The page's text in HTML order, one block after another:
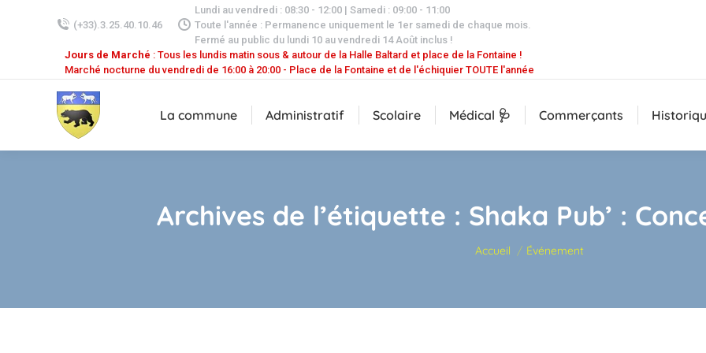
(+33).3.25.40.10.46
Lundi au vendredi : 08:30 - 12:00 | Samedi : 09:00 - 11:00
Toute l'année : Permanence uniquement le 1er samedi de chaque mois.
Fermé au public du lundi 10 au vendredi 14 Août inclus !
Jours de Marché : Tous les lundis matin sous & autour de la Halle Baltard et place de la Fontaine !
Marché nocturne du vendredi de 16:00 à 20:00 - Place de la Fontaine et de l'échiquier TOUTE l'année
La commune Administratif Scolaire Médical 🩺 Commerçants
Archives de l’étiquette : Shaka Pub’ :
Vous êtes ici :
Accueil Événement